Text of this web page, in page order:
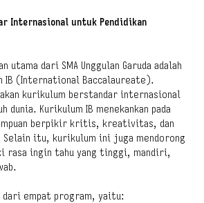
Internasional untuk Pendidikan
utama dari SMA Unggulan Garuda adalah
IB (International Baccalaureate).
kurikulum berstandar internasional
dunia. Kurikulum IB menekankan pada
berpikir kritis, kreativitas, dan
Selain itu, kurikulum ini juga mendorong
rasa ingin tahu yang tinggi, mandiri,
empat program, yaitu: